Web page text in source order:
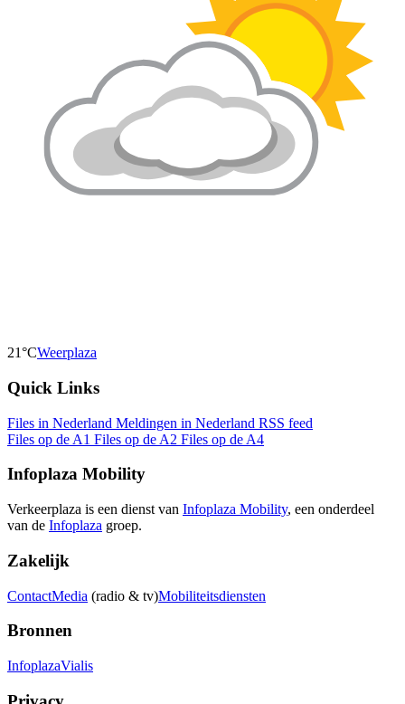
21°CWeerplaza
Quick Links
Files in Nederland Meldingen in Nederland RSS feed
Files op de A1 Files op de A2 Files op de A4
Infoplaza Mobility
Verkeerplaza is een dienst van Infoplaza Mobility, een onderdeel
van de Infoplaza groep.
Zakelijk
ContactMedia (radio & tv)Mobiliteitsdiensten
Bronnen
InfoplazaVialis